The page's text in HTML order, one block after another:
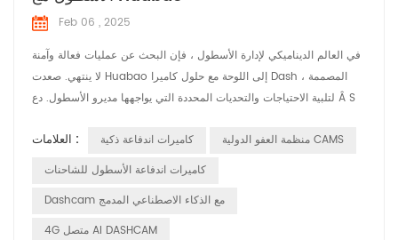
Feb 06 , 2025
في العالم الديناميكي لإدارة الأسطول ، فإن البحث عن عمليات فعالة وآمنة
لا ينتهي. صعدت Huabao إلى اللوحة مع حلول كاميرا Dash ، المصممة
لتلبية الاحتياجات والتحديات المحددة التي يواجهها مديرو الأسطول. دع Â S
إدارة الأسطول مُكلفوا مديري الأسطول بالإشراف على العديد من المركبات ،
العلامات : كاميرات اندفاعة ذكية
منظمة العفو الدولية CAMS
كاميرات اندفاعة الأسطول للشاحنات
Dashcam مع الذكاء الاصطناعي المدمج
4G متصل AI DASHCAM